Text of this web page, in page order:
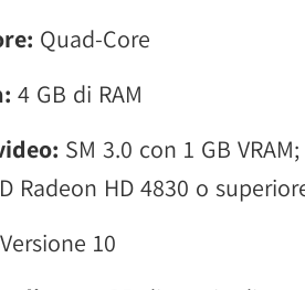
Quad-Core
4 GB di RAM
SM 3.0 con 1 GB
Radeon HD 4830 o
Versione 10